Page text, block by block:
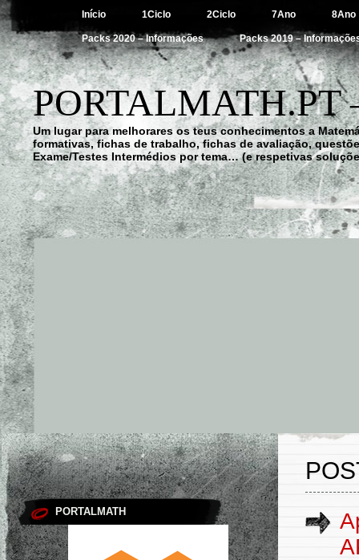
Início 1Ciclo 2Ciclo 7Ano 8Ano
Packs 2020 – Informações Packs 2019 –
Um lugar para melhorares os teus conhecimentos a
formativas, fichas de trabalho, fichas de avaliação,
Exame/Testes Intermédios por tema… (e respetivas
PORTALMATH